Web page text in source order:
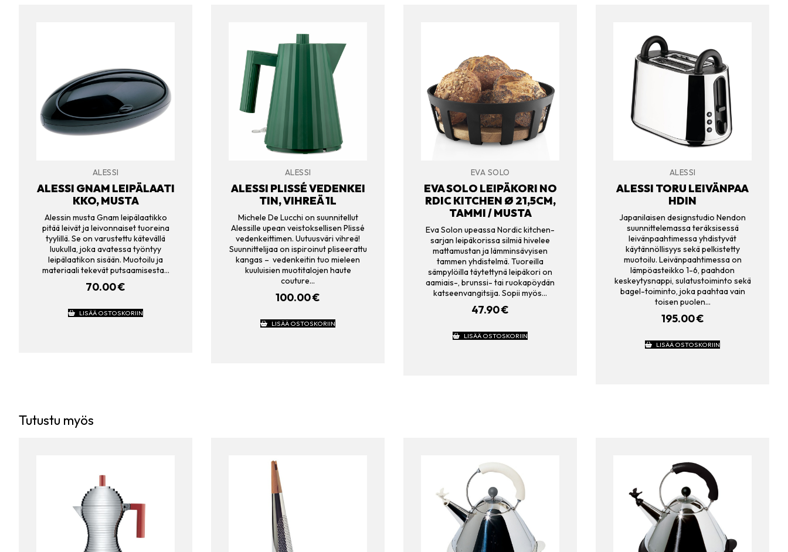
ALESSI
ALESSI GNAM LEIPÄLAATI
KKO, MUSTA
Alessin musta Gnam leipälaatikko
pitää leivät ja leivonnaiset tuoreina
tyylillä. Se on varustettu kätevällä
luukulla, joka avatessa työntyy
leipälaatikon sisään. Muotoilu ja
materiaali tekevät putsaamisesta…
70.00€
LISÄÄ OSTOSKORIIN
ALESSI
ALESSI PLISSÉ VEDENKEI
TIN, VIHREÄ 1L
Michele De Lucchi on suunnitellut
Alessille upean veistoksellisen Plissé
vedenkeittimen. Uutuusväri vihreä!
Suunnittelijaa on ispiroinut pliseerattu
kangas – vedenkeitin tuo mieleen
kuuluisien muotitalojen haute
couture…
100.00€
LISÄÄ OSTOSKORIIN
EVA SOLO
EVA SOLO LEIPÄKORI NO
RDIC KITCHEN Ø 21,5CM,
TAMMI / MUSTA
Eva Solon upeassa Nordic kitchen-
sarjan leipäkorissa silmiä hivelee
mattamustan ja lämminsävyisen
tammen yhdistelmä. Tuoreilla
sämpylöilla täytettynä leipäkori on
aamiais-, brunssi- tai ruokapöydän
katseenvangitsija. Sopii myös…
47.90€
LISÄÄ OSTOSKORIIN
ALESSI
ALESSI TORU LEIVÄNPAA
HDIN
Japanilaisen designstudio Nendon
suunnittelemassa teräksisessä
leivänpaahtimessa yhdistyvät
käytännöllisyys sekä pelkistetty
muotoilu. Leivänpaahtimessa on
lämpöasteikko 1-6, paahdon
keskeytysnappi, sulatustoiminto sekä
bagel-toiminto, joka paahtaa vain
toisen puolen…
195.00€
LISÄÄ OSTOSKORIIN
Tutustu myös